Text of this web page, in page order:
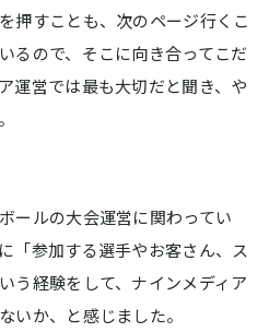
押すことも、次のページ行くこ
るので、そこに向き合ってこだ
運営では最も大切だと聞き、や
ールの大会運営に関わってい
「参加する選手やお客さん、ス
う経験をして、ナインメディア
いか、と感じました。